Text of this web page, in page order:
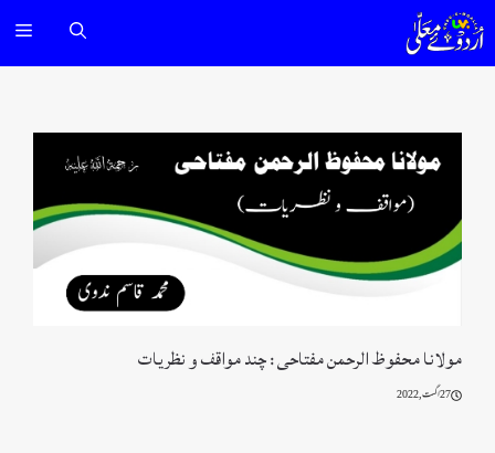
Skip
to
مولانا محفوظ الرحمن مفتاحی : چند مواقف و نظريات
27 اگست, 2022